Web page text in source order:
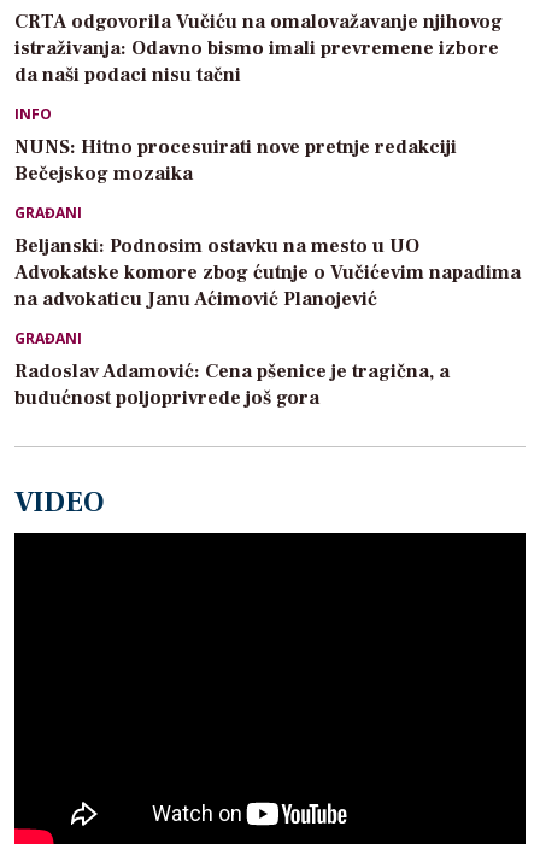
CRTA odgovorila Vučiću na omalovažavanje njihovog
istraživanja: Odavno bismo imali prevremene izbore
da naši podaci nisu tačni
INFO
NUNS: Hitno procesuirati nove pretnje redakciji
Bečejskog mozaika
GRAĐANI
Beljanski: Podnosim ostavku na mesto u UO
Advokatske komore zbog ćutnje o Vučićevim napadima
na advokaticu Janu Aćimović Planojević
GRAĐANI
Radoslav Adamović: Cena pšenice je tragična, a
budućnost poljoprivrede još gora
VIDEO